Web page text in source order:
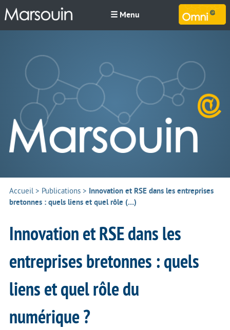
☰ Menu
Accueil> Publications > Innovation et RSE dans les entreprises
bretonnes : quels liens et quel rôle (…)
Innovation et RSE dans les
entreprises bretonnes : quels
liens et quel rôle du
numérique ?